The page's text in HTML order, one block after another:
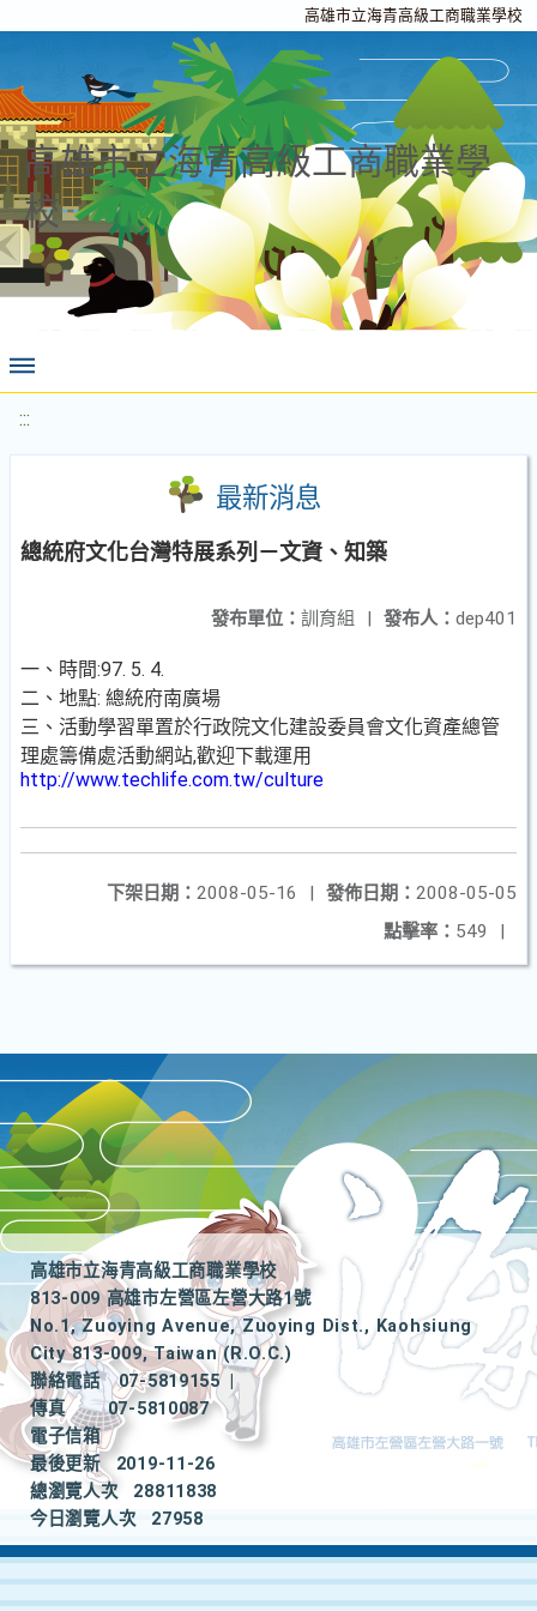
高雄市立海青高級工商職業學校
高雄市立海青高級工商職業學
校
:::
最新消息
總統府文化台灣特展系列－文資、知築
發布人： dep401
發布單位： 訓育組 |
一、時間:97. 5. 4.
二、地點: 總統府南廣場
三、活動學習單置於行政院文化建設委員會文化資產總管
理處籌備處活動網站,歡迎下載運用
http://www.techlife.com.tw/culture
發佈日期： 2008-05-05
下架日期： 2008-05-16
|
點擊率： 549 |
高雄市立海青高級工商職業學校
813-009 高雄市左營區左營大路1號
No.1, Zuoying Avenue, Zuoying Dist., Kaohsiung
City 813-009, Taiwan (R.O.C.)
聯絡電話
07-5819155
|
傳真
07-5810087
電子信箱
最後更新
2019-11-26
總瀏覽人次
28811838
今日瀏覽人次
27958